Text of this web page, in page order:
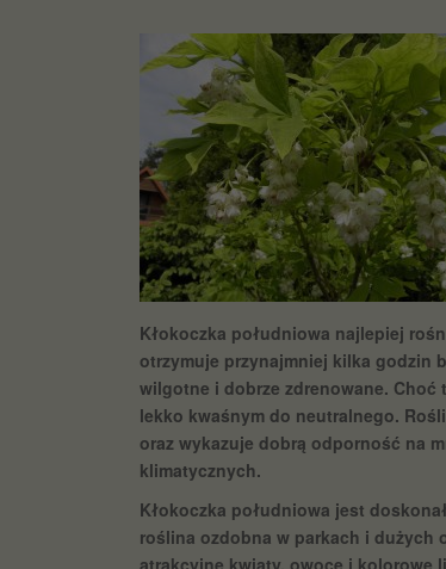
Kłokoczka południowa najlepiej
otrzymuje przynajmniej kilka godzin
wilgotne i dobrze zdrenowane.
lekko kwaśnym do neutralnego.
oraz wykazuje dobrą odporność na
klimatycznych.
Kłokoczka południowa jest
roślina ozdobna w parkach i dużych
atrakcyjne kwiaty, owoce i kolorowe